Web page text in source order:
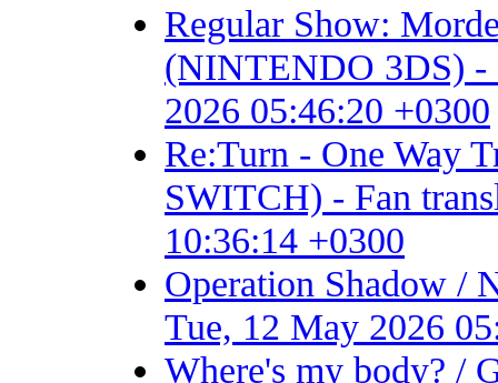
Regular Show:
(NINTENDO 3DS) -
2026 05:46:20 +0300
Re:Turn - One Way
SWITCH) - Fan
10:36:14 +0300
Operation Shadow
Tue, 12 May 2026
Where's my body? /